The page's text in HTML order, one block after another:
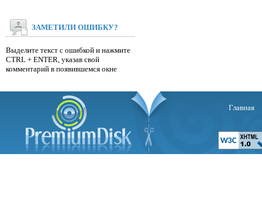
ЗАМЕТИЛИ ОШИБКУ?
Выделите текст с ошибкой и нажмите
CTRL + ENTER, указав свой
комментарий в появившемся окне
Главная